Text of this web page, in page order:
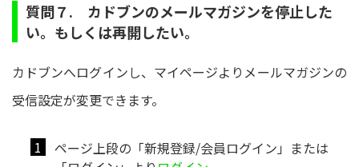
質問７. カドブンのメールマガジンを停止した
い。もしくは再開したい。
カドブンへログインし、マイページよりメールマガジンの
受信設定が変更できます。
ページ上段の「新規登録/会員ログイン」または